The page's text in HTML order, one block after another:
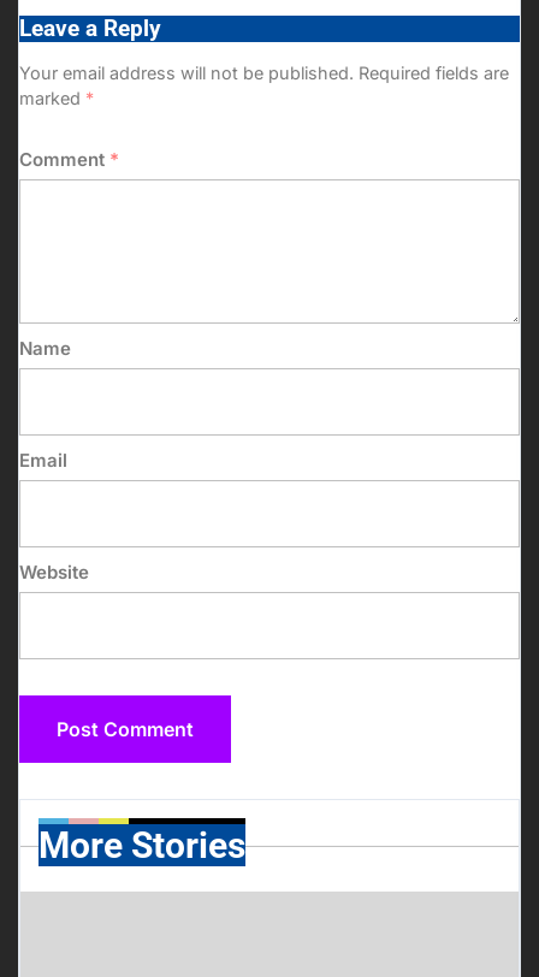
Leave a Reply
Your email address will not be published. Required fields are
marked *
Comment *
Name
Email
Website
More Stories